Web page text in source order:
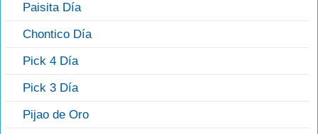
Paisita Día
Chontico Día
Pick 4 Día
Pick 3 Día
Pijao de Oro